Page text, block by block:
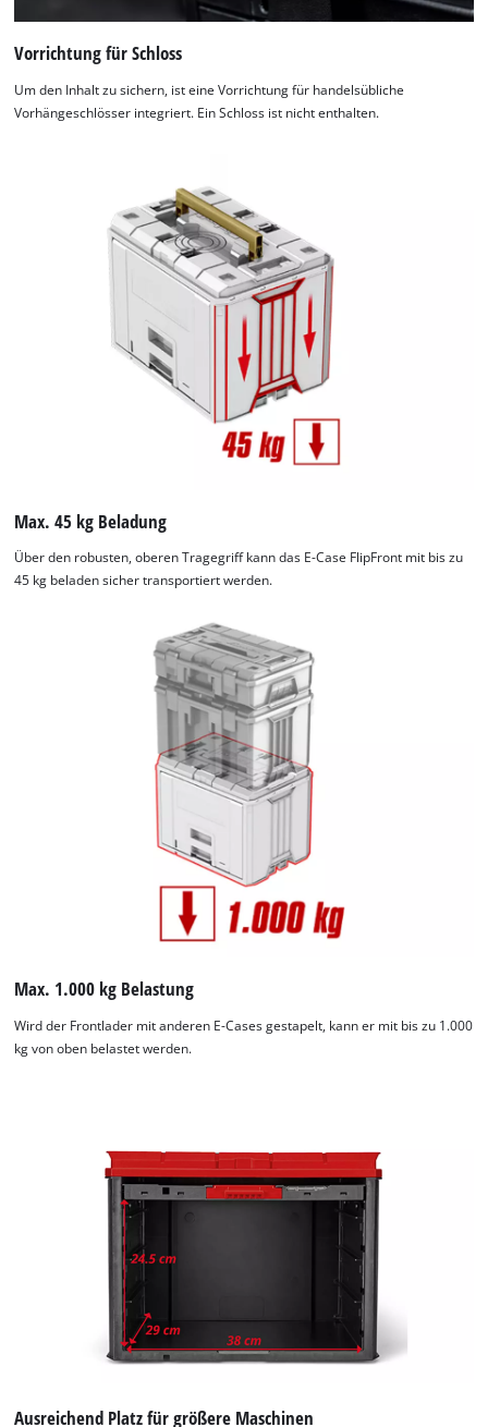
This content is not permitted to load due
to trackers that are not disclosed to the
visitor. The website owner needs to setup
the site with their CMP to add this content
to the list of technologies used.
Usercentrics Consent
Management Platform
Vorrichtung für Schloss
Um den Inhalt zu sichern, ist eine Vorrichtung für handelsübliche
Vorhängeschlösser integriert. Ein Schloss ist nicht enthalten.
Max. 45 kg Beladung
Über den robusten, oberen Tragegriff kann das E-Case FlipFront mit bis zu
45 kg beladen sicher transportiert werden.
Max. 1.000 kg Belastung
Wird der Frontlader mit anderen E-Cases gestapelt, kann er mit bis zu 1.000
kg von oben belastet werden.
Ausreichend Platz für größere Maschinen